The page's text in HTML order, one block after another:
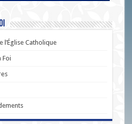
l’Église Catholique
Foi